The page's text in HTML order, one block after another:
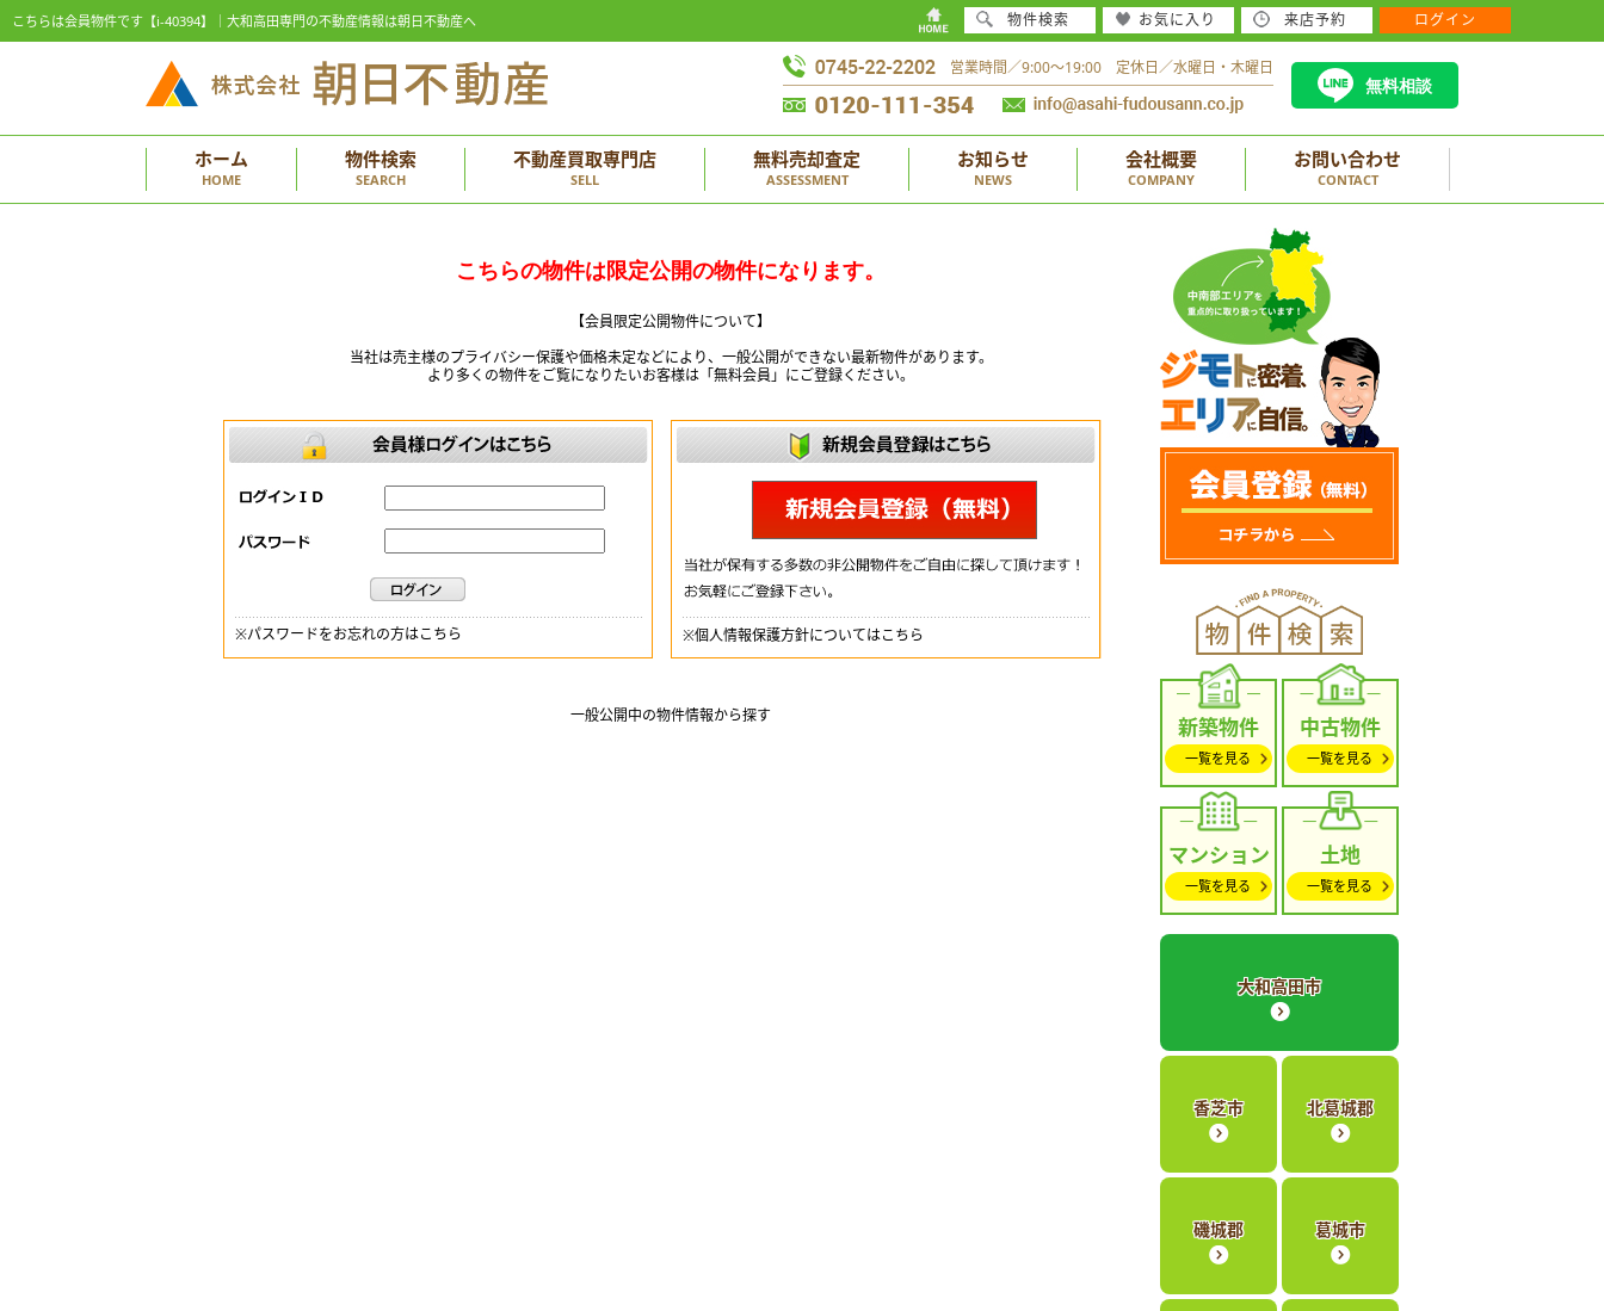
こちらは会員物件です【i-40394】｜大和高田専門の不動産情報は朝日不動産へ
営業時間／9:00～19:00 定休日／水曜日・木曜日
無料相談
ホーム
HOME
物件検索
SEARCH
不動産買取専門店
SELL
無料売却査定
ASSESSMENT
お知らせ
NEWS
会社概要
COMPANY
お問い合わせ
CONTACT
こちらの物件は限定公開の物件になります。
【会員限定公開物件について】
当社は売主様のプライバシー保護や価格未定などにより、一般公開ができない最新物件があります。
より多くの物件をご覧になりたいお客様は「無料会員」にご登録ください。
※パスワードをお忘れの方はこちら ※個人情報保護方針についてはこちら
一般公開中の物件情報から探す 新築物件
一覧を見る
中古物件
一覧を見る
マンション
一覧を見る
土地
一覧を見る
大和高田市
香芝市 北葛城郡
磯城郡 葛城市
物件検索 お気に入り 来店予約 ログイン